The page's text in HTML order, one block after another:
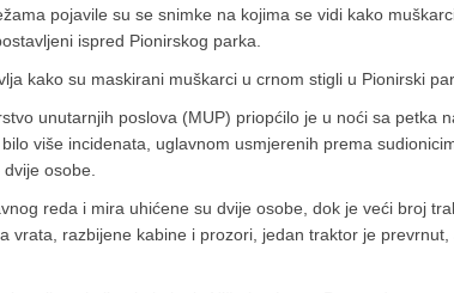
pojavile su se snimke na kojima se vidi kako
ispred Pionirskog parka.
kako su maskirani muškarci u crnom stigli u Pionirski
unutarnjih poslova (MUP) priopćilo je u noći sa petka
više incidenata, uglavnom usmjerenih prema
osobe.
reda i mira uhićene su dvije osobe, dok je veći broj
vrata, razbijene kabine i prozori, jedan traktor je